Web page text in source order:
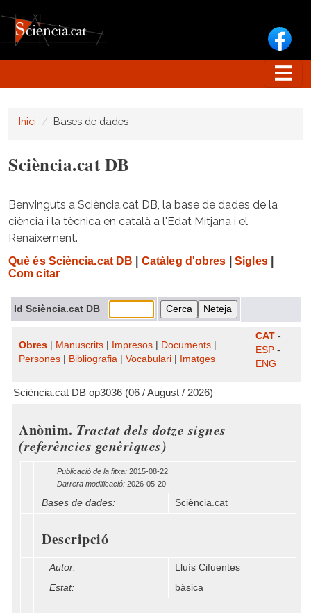
Inici Bases de dades
Sciència.cat DB
Benvinguts a Sciència.cat DB, la base de dades de la
ciència i la tècnica en català a l'Edat Mitjana i el
Renaixement.
Què és Sciència.cat DB Catàleg d'obres Sigles|
Com citar
Id Sciència.cat DB
Obres Manuscrits Impresos Documents
Persones
Bibliografia Vocabulari Imatges
CAT -
ESP -
ENG
Sciència.cat DB op3036 (06 / August / 2026)
Anònim. Tractat dels dotze signes
(referències genèriques)
Publicació de la fitxa: 2015-08-22
Darrera modificació: 2026-05-20
Bases de dades: Sciència.cat
Descripció
Autor:
Lluís Cifuentes
Estat:
bàsica